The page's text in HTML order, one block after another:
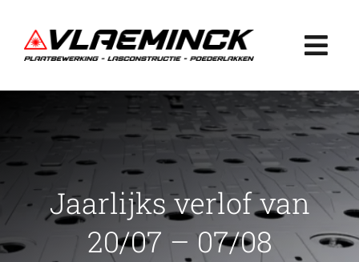
naar
inhoud
Plaatbewerking
Lasconstructie
Jaarlijks verlof van
20/07 – 07/08